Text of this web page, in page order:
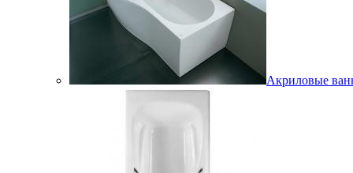
Акриловые